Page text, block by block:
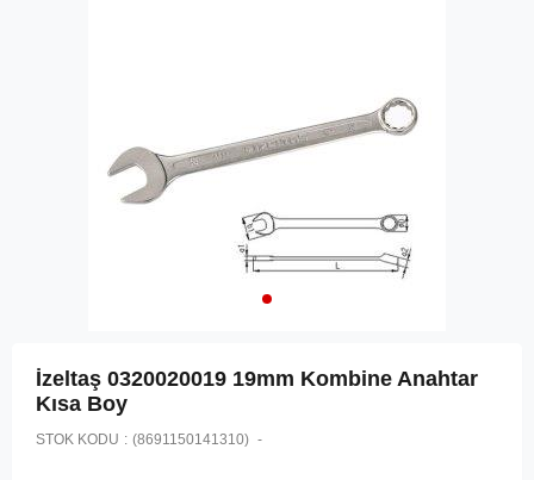
İzeltaş 0320020019 19mm Kombine Anahtar
Kısa Boy
STOK KODU (8691150141310)